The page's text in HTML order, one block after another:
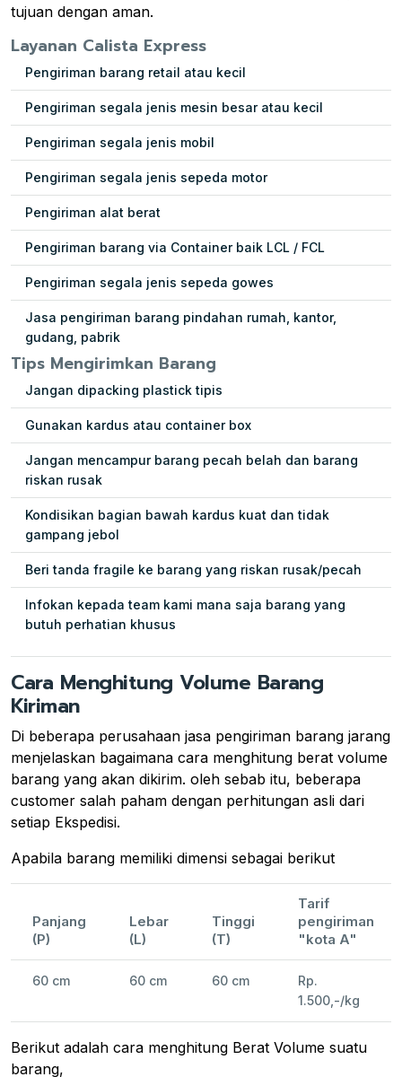
tujuan dengan aman.
Layanan Calista Express
Pengiriman barang retail atau kecil
Pengiriman segala jenis mesin besar atau kecil
Pengiriman segala jenis mobil
Pengiriman segala jenis sepeda motor
Pengiriman alat berat
Pengiriman barang via Container baik LCL / FCL
Pengiriman segala jenis sepeda gowes
Jasa pengiriman barang pindahan rumah, kantor,
gudang, pabrik
Tips Mengirimkan Barang
Jangan dipacking plastick tipis
Gunakan kardus atau container box
Jangan mencampur barang pecah belah dan barang
riskan rusak
Kondisikan bagian bawah kardus kuat dan tidak
gampang jebol
Beri tanda fragile ke barang yang riskan rusak/pecah
Infokan kepada team kami mana saja barang yang
butuh perhatian khusus
Cara Menghitung Volume Barang
Kiriman
Di beberapa perusahaan jasa pengiriman barang jarang
menjelaskan bagaimana cara menghitung berat volume
barang yang akan dikirim. oleh sebab itu, beberapa
customer salah paham dengan perhitungan asli dari
setiap Ekspedisi.
Apabila barang memiliki dimensi sebagai berikut
Panjang
(P)
Lebar
(L)
Tinggi
(T)
Tarif
pengiriman
"kota A"
60 cm 60 cm 60 cm
Rp.
1.500,-/kg
Berikut adalah cara menghitung Berat Volume suatu
barang,